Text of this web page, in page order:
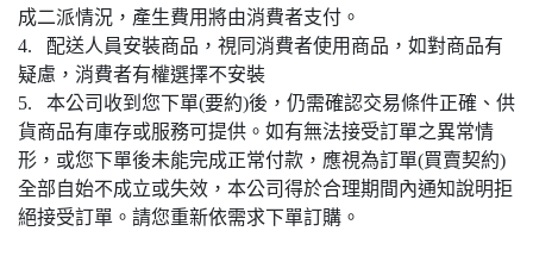
成二派情況，產生費用將由消費者支付。
4. 配送人員安裝商品，視同消費者使用商品，如對商品有
疑慮，消費者有權選擇不安裝
5. 本公司收到您下單(要約)後，仍需確認交易條件正確、供
貨商品有庫存或服務可提供。如有無法接受訂單之異常情
形，或您下單後未能完成正常付款，應視為訂單(買賣契約)
全部自始不成立或失效，本公司得於合理期間內通知說明拒
絕接受訂單。請您重新依需求下單訂購。